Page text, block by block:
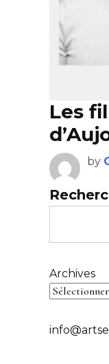
Les
by
Archives